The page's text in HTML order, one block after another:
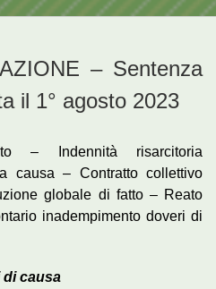
– Sentenza
il 1° agosto 2023
– Indennità risarcitoria
causa – Contratto collettivo
globale di fatto – Reato
inadempimento doveri di
di causa